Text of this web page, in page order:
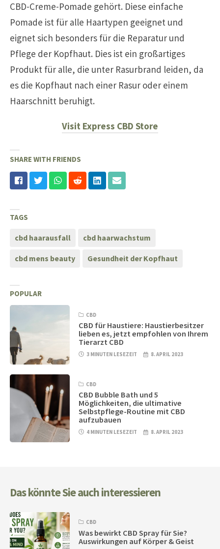
CBD-Creme-Pomade gehört. Diese einfache
Pomade ist für alle Haartypen geeignet und
eignet sich besonders für die Reparatur und
Pflege der Kopfhaut. Dies ist ein großartiges
Produkt für alle, die unter Rasurbrand leiden, da
es die Kopfhaut nach einer Rasur oder einem
Haarschnitt beruhigt.
Visit Express CBD Store
SHARE WITH FRIENDS
TAGS
cbd haarausfall cbd haarwachstum
cbd mens beauty Gesundheit der Kopfhaut
POPULAR
CBD
CBD für Haustiere: Haustierbesitzer
lieben es, jetzt empfohlen von Ihrem
Tierarzt CBD
3 MINUTEN LESEZEIT 8. APRIL 2023
CBD
CBD Bubble Bath und 5
Möglichkeiten, die ultimative
Selbstpflege-Routine mit CBD
aufzubauen
4 MINUTEN LESEZEIT 8. APRIL 2023
Das könnte Sie auch interessieren
CBD
Was bewirkt CBD Spray für Sie?
Auswirkungen auf Körper & Geist